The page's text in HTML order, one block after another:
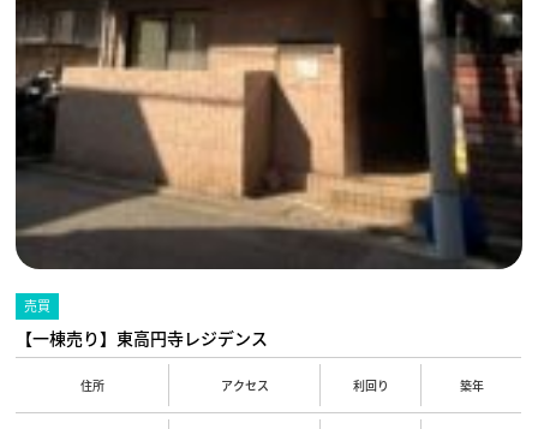
売買
【一棟売り】東高円寺レジデンス
住所 アクセス 利回り 築年